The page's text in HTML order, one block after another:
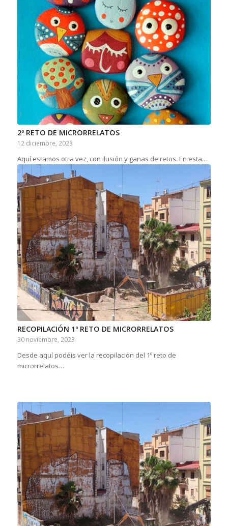
2º RETO DE MICRORRELATOS
12 diciembre, 2023
Aquí estamos otra vez, con ilusión y ganas de retos. En esta…
RECOPILACIÓN 1º RETO DE MICRORRELATOS
30 noviembre, 2023
Desde aquí podéis ver la recopilación del 1º reto de
microrrelatos…